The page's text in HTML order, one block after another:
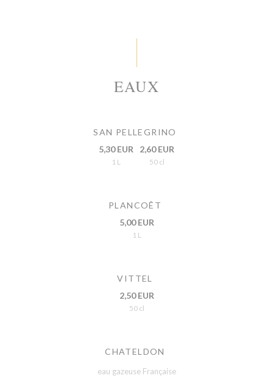
EAUX
SAN PELLEGRINO
5,30 EUR
1 L
2,60 EUR
50 cl
PLANCOÊT
5,00 EUR
1 L
VITTEL
2,50 EUR
50 cl
CHATELDON
eau gazeuse Française